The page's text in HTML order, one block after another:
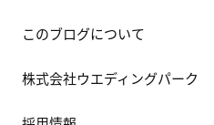
このブログについて
株式会社ウエディングパーク